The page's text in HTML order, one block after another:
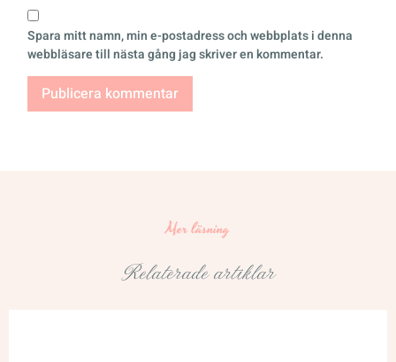
Spara mitt namn, min e-postadress och webbplats i denna
webbläsare till nästa gång jag skriver en kommentar.
Mer läsning
Relaterade artiklar